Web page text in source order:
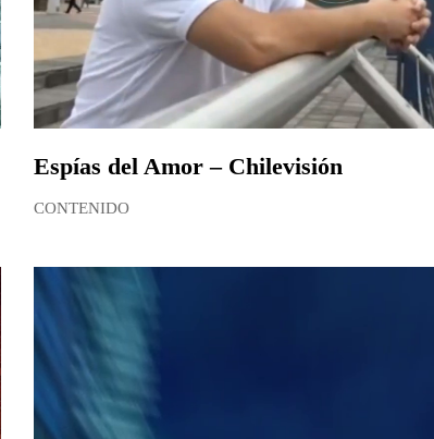
Espías del Amor – Chilevisión
CONTENIDO